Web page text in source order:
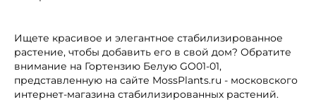
Ищете красивое и элегантное стабилизированное
растение, чтобы добавить его в свой дом? Обратите
внимание на Гортензию Белую GO01-01,
представленную на сайте MossPlants.ru - московского
интернет-магазина стабилизированных растений.